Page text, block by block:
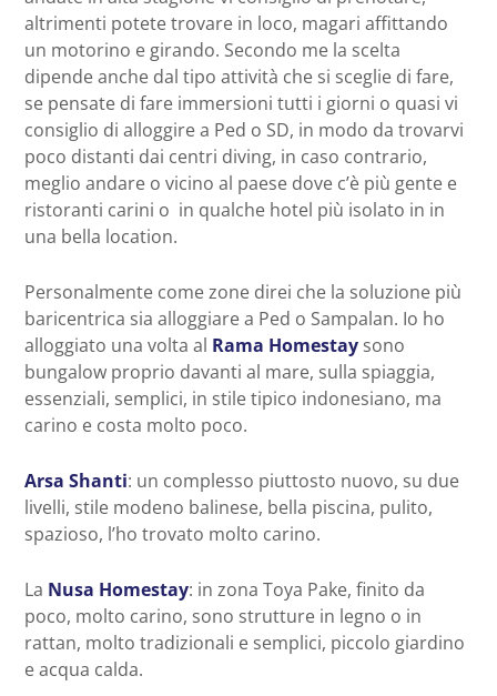
altrimenti potete trovare in loco, magari affittando
un motorino e girando. Secondo me la scelta
dipende anche dal tipo attività che si sceglie di fare,
se pensate di fare immersioni tutti i giorni o quasi vi
consiglio di alloggire a Ped o SD, in modo da trovarvi
poco distanti dai centri diving, in caso contrario,
meglio andare o vicino al paese dove c’è più gente e
ristoranti carini o in qualche hotel più isolato in in
una bella location.
Personalmente come zone direi che la soluzione più
baricentrica sia alloggiare a Ped o Sampalan. Io ho
alloggiato una volta al Rama Homestay sono
bungalow proprio davanti al mare, sulla spiaggia,
essenziali, semplici, in stile tipico indonesiano, ma
carino e costa molto poco.
Arsa Shanti: un complesso piuttosto nuovo, su due
livelli, stile modeno balinese, bella piscina, pulito,
spazioso, l’ho trovato molto carino.
La Nusa Homestay: in zona Toya Pake, finito da
poco, molto carino, sono strutture in legno o in
rattan, molto tradizionali e semplici, piccolo giardino
e acqua calda.